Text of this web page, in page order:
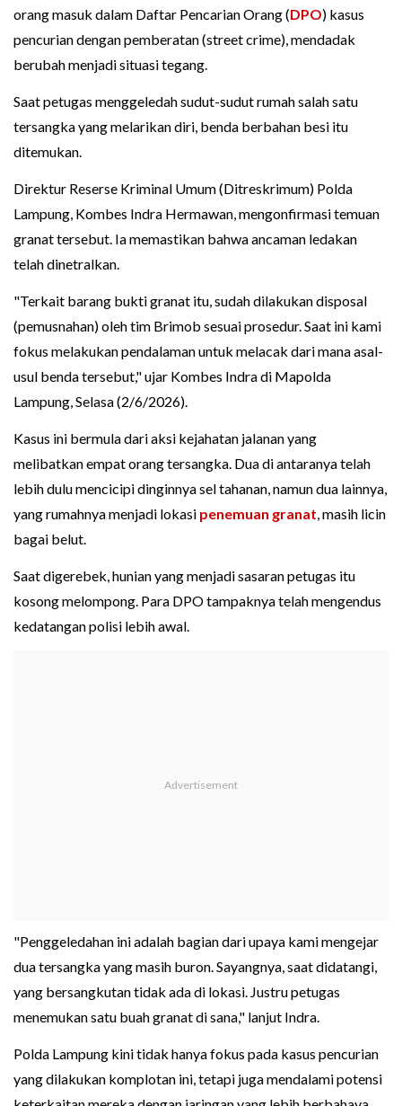
orang masuk dalam Daftar Pencarian Orang (DPO) kasus
pencurian dengan pemberatan (street crime), mendadak
berubah menjadi situasi tegang.
Saat petugas menggeledah sudut-sudut rumah salah satu
tersangka yang melarikan diri, benda berbahan besi itu
ditemukan.
Direktur Reserse Kriminal Umum (Ditreskrimum) Polda
Lampung, Kombes Indra Hermawan, mengonfirmasi temuan
granat tersebut. Ia memastikan bahwa ancaman ledakan
telah dinetralkan.
"Terkait barang bukti granat itu, sudah dilakukan disposal
(pemusnahan) oleh tim Brimob sesuai prosedur. Saat ini kami
fokus melakukan pendalaman untuk melacak dari mana asal-
usul benda tersebut," ujar Kombes Indra di Mapolda
Lampung, Selasa (2/6/2026).
Kasus ini bermula dari aksi kejahatan jalanan yang
melibatkan empat orang tersangka. Dua di antaranya telah
lebih dulu mencicipi dinginnya sel tahanan, namun dua lainnya,
yang rumahnya menjadi lokasi penemuan granat, masih licin
bagai belut.
Saat digerebek, hunian yang menjadi sasaran petugas itu
kosong melompong. Para DPO tampaknya telah mengendus
kedatangan polisi lebih awal.
"Penggeledahan ini adalah bagian dari upaya kami mengejar
dua tersangka yang masih buron. Sayangnya, saat didatangi,
yang bersangkutan tidak ada di lokasi. Justru petugas
menemukan satu buah granat di sana," lanjut Indra.
Polda Lampung kini tidak hanya fokus pada kasus pencurian
yang dilakukan komplotan ini, tetapi juga mendalami potensi